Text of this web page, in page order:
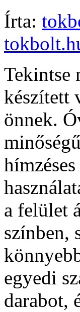
Írta:
Tekintse
készített
önnek.
a felület
színben,
egyedi
darabot,